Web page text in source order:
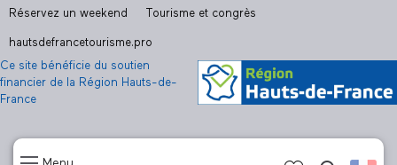
Réservez un weekend Tourisme et congrès
hautsdefrancetourisme.pro
Ce site bénéficie du soutien
financier de la Région Hauts-de-
France